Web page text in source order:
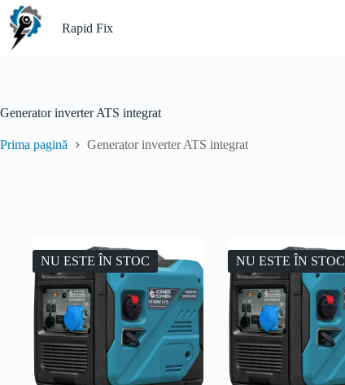
Sari
conținut
Rapid Fix
Generator inverter ATS integrat
Prima pagină Generator inverter ATS integrat
NU ESTE ÎN STOC NU ESTE ÎN STOC